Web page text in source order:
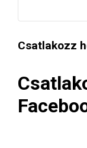
Csatlakozz